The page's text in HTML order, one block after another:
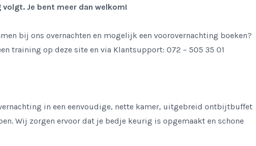
Je bent meer dan welkom!
bij ons overnachten en mogelijk een voorovernachting boeken?
training op deze site en via Klantsupport: 072 – 505 35 01
in een eenvoudige, nette kamer, uitgebreid ontbijtbuffet
Wij zorgen ervoor dat je bedje keurig is opgemaakt en schone